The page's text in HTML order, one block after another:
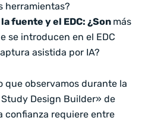
herramientas?
fuente y el EDC: ¿Son más
se introducen en el EDC
asistida por IA?
que observamos durante la
Design Builder» de
confianza requiere entre